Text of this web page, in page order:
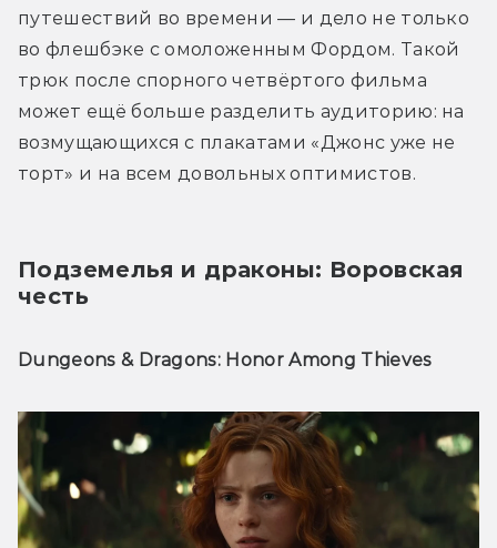
путешествий во времени — и дело не только
во флешбэке с омоложенным Фордом. Такой
трюк после спорного четвёртого фильма
может ещё больше разделить аудиторию: на
возмущающихся с плакатами «Джонс уже не
торт» и на всем довольных оптимистов.
Подземелья и драконы: Воровская
честь
Dungeons & Dragons: Honor Among Thieves